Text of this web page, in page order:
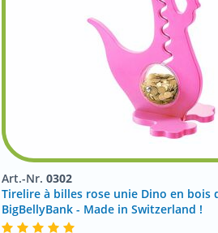
Art.-Nr. 0302
Tirelire à billes rose unie Dino en bois
BigBellyBank - Made in Switzerland !